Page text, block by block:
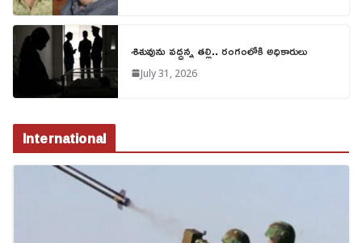
శిశువును వద్దన్న తల్లి.. రంగంలోకి అధికారులు
July 31, 2026
International